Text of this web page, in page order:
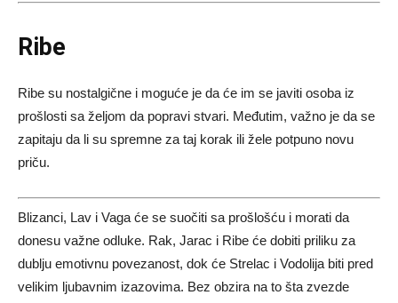
Ribe
Ribe su nostalgične i moguće je da će im se javiti osoba iz
prošlosti sa željom da popravi stvari. Međutim, važno je da se
zapitaju da li su spremne za taj korak ili žele potpuno novu
priču.
Blizanci, Lav i Vaga će se suočiti sa prošlošću i morati da
donesu važne odluke. Rak, Jarac i Ribe će dobiti priliku za
dublju emotivnu povezanost, dok će Strelac i Vodolija biti pred
velikim ljubavnim izazovima. Bez obzira na to šta zvezde